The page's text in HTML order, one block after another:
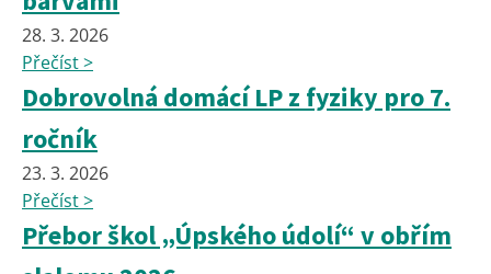
28. 3. 2026
Přečíst >
Dobrovolná domácí LP z fyziky pro 7.
ročník
23. 3. 2026
Přečíst >
Přebor škol „Úpského údolí“ v obřím